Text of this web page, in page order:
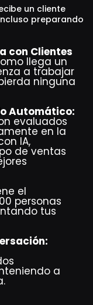
un cliente
preparando
con Clientes
llega un
a trabajar
ninguna
Automático:
evaluados
en la
IA,
de ventas
el
personas
tus
a